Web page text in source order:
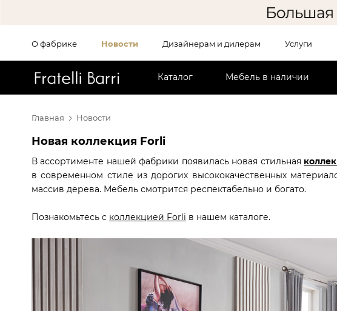
О фабрике Новости Дизайнерам и дилерам Услуги
Каталог Мебель в наличии
Главная Новости
Новая коллекция Forli
В ассортименте нашей фабрики появилась новая стильная
в современном стиле из дорогих высококачественных
массив дерева. Мебель смотрится респектабельно и богато.
Познакомьтесь с коллекцией Forli в нашем каталоге.